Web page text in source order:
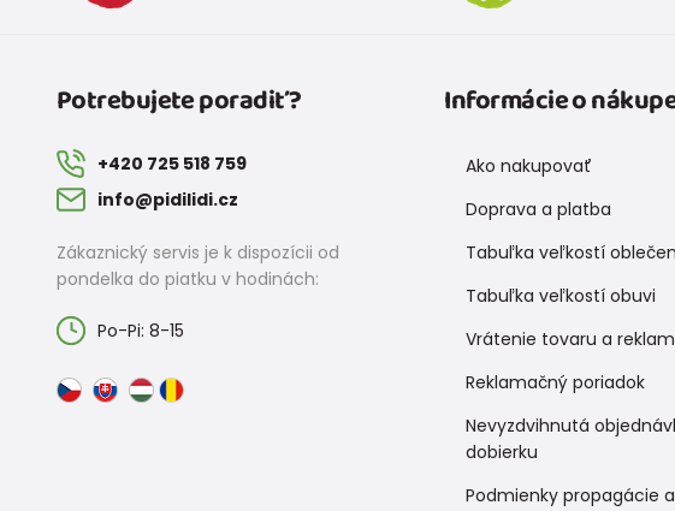
Potrebujete poradiť?
+420 725 518 759
info@pidilidi.cz
Zákaznický servis je k dispozícii od
pondelka do piatku v hodinách:
Po-Pi: 8-15
Informácie o
Ako nakupovať
Doprava a platba
Tabuľka veľkostí
Tabuľka veľkostí obuvi
Vrátenie tovaru a
Reklamačný poriadok
Nevyzdvihnutá
dobierku
Podmienky propagácie